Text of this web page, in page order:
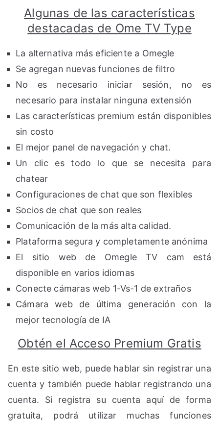
Algunas de las características
destacadas de Ome TV Type
La alternativa más eficiente a Omegle
Se agregan nuevas funciones de filtro
No es necesario iniciar sesión, no es
necesario para instalar ninguna extensión
Las características premium están disponibles
sin costo
El mejor panel de navegación y chat.
Un clic es todo lo que se necesita para
chatear
Configuraciones de chat que son flexibles
Socios de chat que son reales
Comunicación de la más alta calidad.
Plataforma segura y completamente anónima
El sitio web de Omegle TV cam está
disponible en varios idiomas
Conecte cámaras web 1-Vs-1 de extraños
Cámara web de última generación con la
mejor tecnología de IA
Obtén el Acceso Premium Gratis
En este sitio web, puede hablar sin registrar una
cuenta y también puede hablar registrando una
cuenta. Si registra su cuenta aquí de forma
gratuita, podrá utilizar muchas funciones